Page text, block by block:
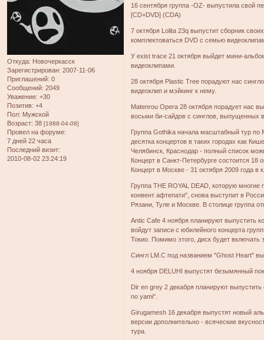
Откуда: Новочеркасск
Зарегистрирован: 2007-11-06
Приглашений: 0
Сообщений: 2049
Уважение: +30
Позитив: +4
Пол: Мужской
Возраст: 38 [1988-04-08]
Провел на форуме:
7 дней 22 часа
Последний визит:
2010-08-02 23:24:19
16 сентября группа -OZ- выпустила свой
[CD+DVD] (CDA)
7 октября Lolita 23q выпустит сборник
комплектоваться DVD с семью
У exist trace 21 октября выйдет мини-
видеоклипами.
28 октября Plastic Tree порадуют нас
видеоклип и мэйкинг к нему.
Matenrou Opera 28 октября порадует нас
восьми би-сайдов с синглов, выпущенных
Группа Gothika начала масштабный тур по
десятка концертов в таких городах как
Челябинск, Краснодар - полный список
Концерт в Санкт-Петербурге состоится 18
Концерт в Москве - 31 октября 2009 года в
Группа THE ROYAL DEAD, которую
конвент афтепати", снова выступит в
Рязани, Туле и Москве. В столице группа
Antic Cafe 4 ноября планируют выпустить
войдут записи с юбилейного концерта
Токио. Помимо этого, диск будет включать
Сингл LM.C под названием "Ghost Heart"
4 ноября DELUHI выпустят безымянный
Dir en grey 2 декабря планируют
no yami".
Girugamesh 16 декабря выпустят новый
версии дополнительно - всяческие
тура.